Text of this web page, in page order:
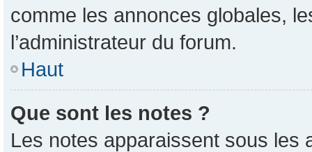
comme les annonces globales,
l’administrateur du forum.
Haut
Que sont les notes ?
Les notes apparaissent sous les